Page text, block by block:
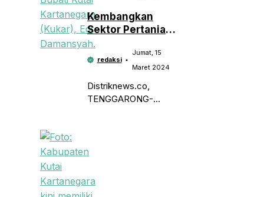
akan di lanjutkan pada
bulan April 2024.
Asisten
Kembangkan
Sektor Pertanian,
Bupati Kukar :
Ilmu Pertanian
Akan Jadi Muatan
Lokal di Sekolah
redaksi
Jumat, 15
Maret 2024
Distriknews.co,
TENGGARONG-
menjadikan ilmu
muatan lokal di setiap
sekolah. Hal tersebut